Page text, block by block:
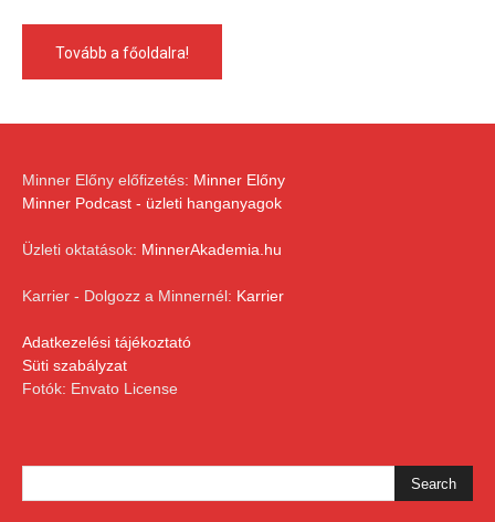
Tovább a főoldalra!
Minner Előny előfizetés: Minner Előny
Minner Podcast - üzleti hanganyagok
Üzleti oktatások: MinnerAkademia.hu
Karrier - Dolgozz a Minnernél: Karrier
Adatkezelési tájékoztató
Süti szabályzat
Fotók: Envato License